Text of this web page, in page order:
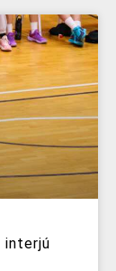
interjú